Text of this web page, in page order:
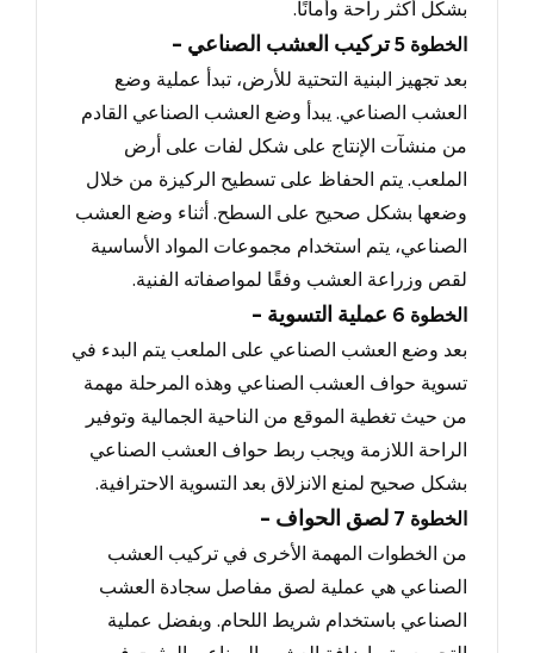
بشكل أكثر راحة وأمانًا.
الخطوة 5 - تركيب العشب الصناعي
بعد تجهيز البنية التحتية للأرض، تبدأ عملية وضع
العشب الصناعي. يبدأ وضع العشب الصناعي القادم
من منشآت الإنتاج على شكل لفات على أرض
الملعب. يتم الحفاظ على تسطيح الركيزة من خلال
وضعها بشكل صحيح على السطح. أثناء وضع العشب
الصناعي، يتم استخدام مجموعات المواد الأساسية
لقص وزراعة العشب وفقًا لمواصفاته الفنية.
الخطوة 6 - عملية التسوية
بعد وضع العشب الصناعي على الملعب يتم البدء في
تسوية حواف العشب الصناعي وهذه المرحلة مهمة
من حيث تغطية الموقع من الناحية الجمالية وتوفير
الراحة اللازمة ويجب ربط حواف العشب الصناعي
بشكل صحيح لمنع الانزلاق بعد التسوية الاحترافية.
الخطوة 7 - لصق الحواف
من الخطوات المهمة الأخرى في تركيب العشب
الصناعي هي عملية لصق مفاصل سجادة العشب
الصناعي باستخدام شريط اللحام. وبفضل عملية